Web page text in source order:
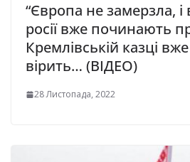
“Європа не замерзла, і
росії вже починають
Кремлівській казці
вірить… (ВІДЕО)
28 Листопада, 2022